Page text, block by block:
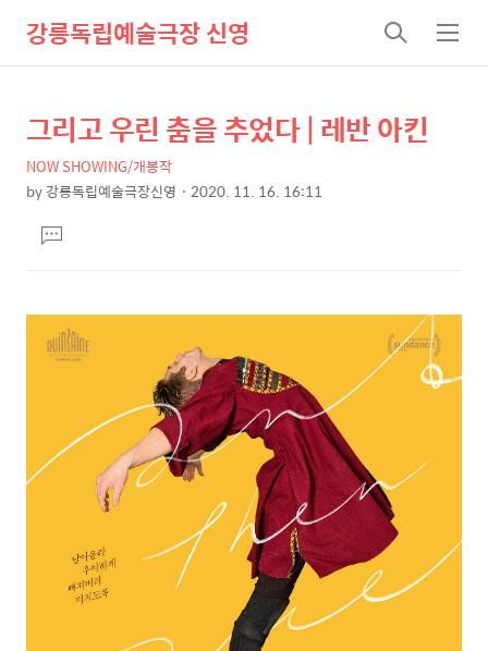
강릉독립예술극장 신영
검
색
메
뉴
상
세
컨
텐
츠
본
제
목
그리고 우린 춤을 추었다 | 레반 아킨
NOW SHOWING/개봉작
by강릉독립예술극장신영 2020. 11. 16. 16:11
문댓
글